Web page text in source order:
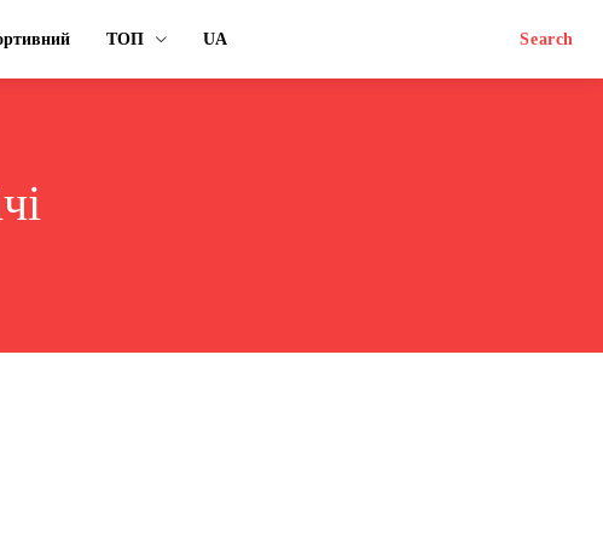
ТОП UA Search